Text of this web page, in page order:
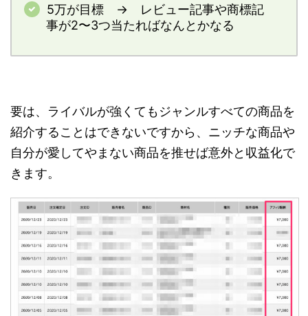
5万が目標 → レビュー記事や商標記
事が2〜3つ当たればなんとかなる
要は、ライバルが強くてもジャンルすべての商品を
紹介することはできないですから、ニッチな商品や
自分が愛してやまない商品を推せば意外と収益化で
きます。